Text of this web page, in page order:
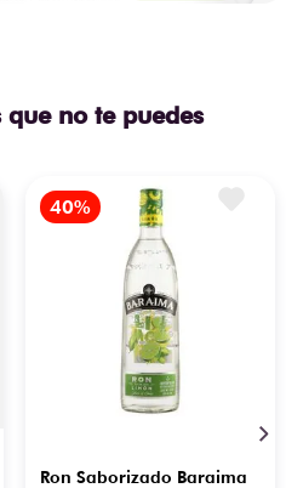
que no te puedes
Ron Saborizado Baraima